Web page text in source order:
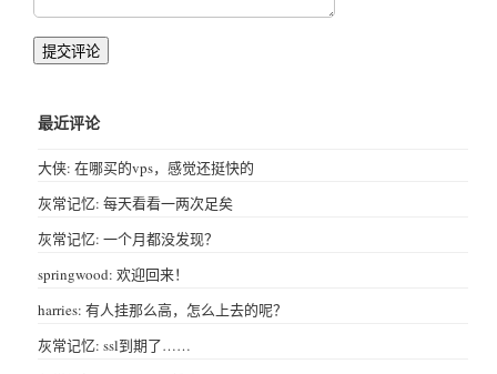
提交评论
最近评论
大侠: 在哪买的vps，感觉还挺快的
灰常记忆: 每天看看一两次足矣
灰常记忆: 一个月都没发现？
springwood: 欢迎回来！
harries: 有人挂那么高，怎么上去的呢？
灰常记忆: ssl到期了……